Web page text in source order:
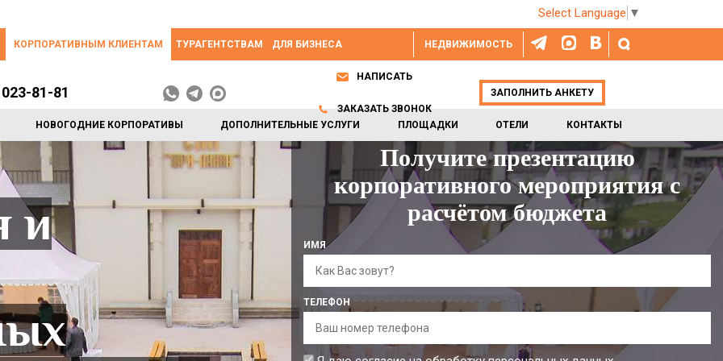
Select Language ▼
НЕДВИЖИМОСТЬ
КОРПОРАТИВНЫМ КЛИЕНТАМ ТУРАГЕНТСТВАМ ДЛЯ БИЗНЕСА
НОВОГОДНИЕ КОРПОРАТИВЫ ДОПОЛНИТЕЛЬНЫЕ УСЛУГИ ПЛОЩАДКИ ОТЕЛИ КОНТАКТЫ
81-81
НАПИСАТЬ
ЗАКАЗАТЬ ЗВОНОК
ЗАПОЛНИТЬ АНКЕТУ
и
-
уникальных
Получите презентацию
корпоративного мероприятия с
расчётом бюджета
ИМЯ
ТЕЛЕФОН